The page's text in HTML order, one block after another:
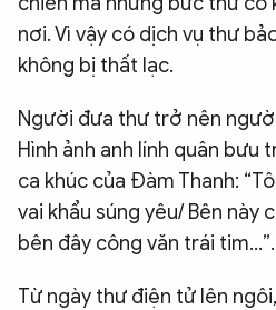
nơi. Vì vậy có dịch vụ thư
không bị thất lạc.
Người đưa thư trở nên
Hình ảnh anh lính quân bưu
ca khúc của Đàm Thanh:
vai khẩu súng yêu/ Bên này
bên đây công văn trái tim…”.
Từ ngày thư điện tử lên